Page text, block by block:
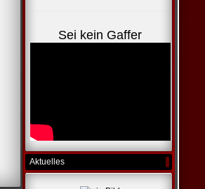
Sei kein Gaffer
Aktuelles